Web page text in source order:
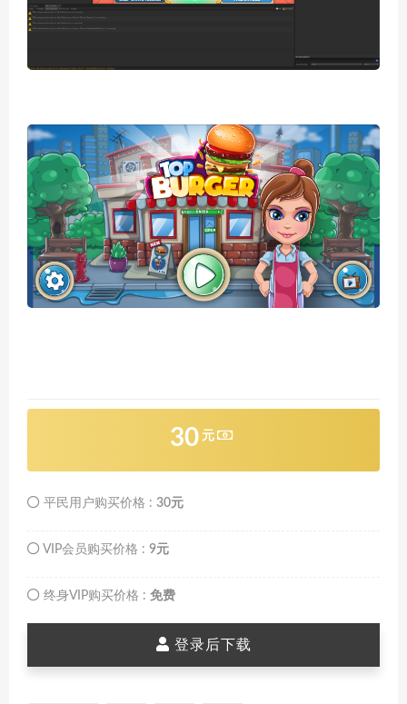
30 元
平民用户购买价格 : 30元
VIP会员购买价格 : 9元
终身VIP购买价格 : 免费
登录后下载